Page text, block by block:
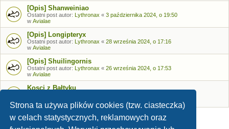
Strona ta używa plików cookies (tzw. ciasteczka)
w celach statystycznych, reklamowych oraz
[Opis] Shanweiniao
Ostatni post autor: Lythronax « 3 października 2024, o 19:50
w Avialae
[Opis] Longipteryx
Ostatni post autor: Lythronax « 28 września 2024, o 17:16
w Avialae
[Opis] Shuilingornis
Ostatni post autor: Lythronax « 26 września 2024, o 17:53
w Avialae
Kosci z Bałtyku
Skamieniałości - identyfikacja